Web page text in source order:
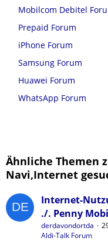
Mobilcom Debitel
Prepaid Forum
iPhone Forum
Samsung Forum
Huawei Forum
WhatsApp Forum
Ähnliche Themen
Navi,Internet
Internet-
./. Penny
derdavondortda
Aldi-Talk Forum